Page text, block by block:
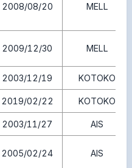
2008/08/20 MELL
2009/12/30 MELL
2003/12/19 KOTOKO
2019/02/22 KOTOKO
2003/11/27 AIS
2005/02/24 AIS